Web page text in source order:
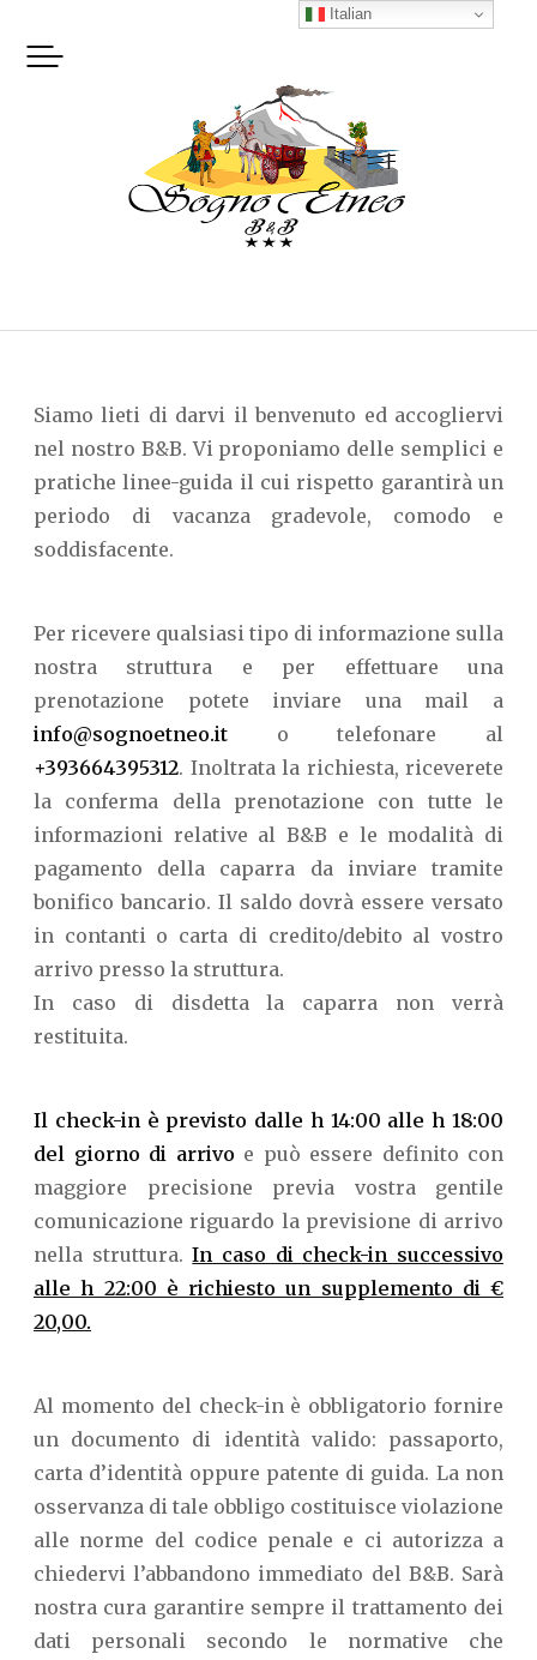
Siamo lieti di darvi il benvenuto ed accogliervi
nel nostro B&B. Vi proponiamo delle semplici e
pratiche linee-guida il cui rispetto garantirà un
periodo di vacanza gradevole, comodo e
soddisfacente.
Per ricevere qualsiasi tipo di informazione sulla
nostra struttura e per effettuare una
prenotazione potete inviare una mail a
info@sognoetneo.it o telefonare al
+393664395312. Inoltrata la richiesta, riceverete
la conferma della prenotazione con tutte le
informazioni relative al B&B e le modalità di
pagamento della caparra da inviare tramite
bonifico bancario. Il saldo dovrà essere versato
in contanti o carta di credito/debito al vostro
arrivo presso la struttura.
In caso di disdetta la caparra non verrà
restituita.
Il check-in è previsto dalle h 14:00 alle h 18:00
del giorno di arrivo e può essere definito con
maggiore precisione previa vostra gentile
comunicazione riguardo la previsione di arrivo
nella struttura.In caso di check-in successivo
alle h 22:00 è richiesto un supplemento di €
20,00.
Al momento del check-in è obbligatorio fornire
un documento di identità valido: passaporto,
carta d’identità oppure patente di guida. La non
osservanza di tale obbligo costituisce violazione
alle norme del codice penale e ci autorizza a
chiedervi l’abbandono immediato del B&B. Sarà
nostra cura garantire sempre il trattamento dei
dati personali secondo le normative che
Italian